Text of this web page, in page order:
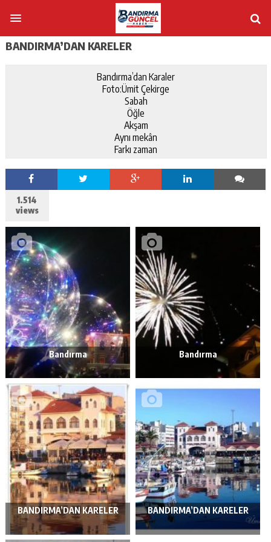
BANDIRMA’DAN KARELER
Bandırma’dan Karaler
Foto:Ümit Çekirge
Sabah
Öğle
Akşam
Aynı mekân
Farkı zaman
1.514
views
Bandırma Bandırma
BANDIRMA’DAN KARELER BANDIRMA’DAN KARELER